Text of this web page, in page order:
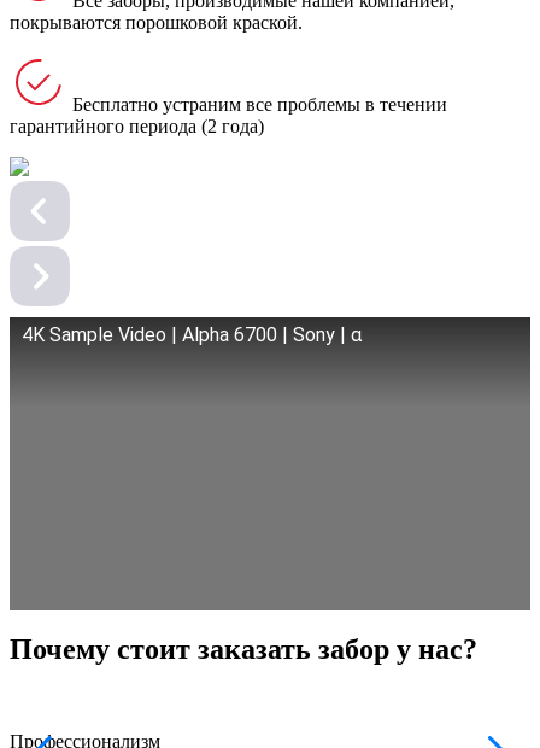
покрываются порошковой краской.
Бесплатно устраним все проблемы в течении
гарантийного периода (2 года)
4K Sample Video | Alpha 6700 | Sony | α
Почему стоит заказать забор у нас?
Профессионализм